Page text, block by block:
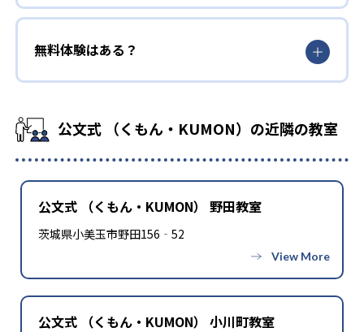
無料体験はある？
公文式 （くもん・KUMON）の近隣の教室
公文式 （くもん・KUMON） 野田教室
茨城県小美玉市野田156‐52
公文式 （くもん・KUMON） 小川町教室